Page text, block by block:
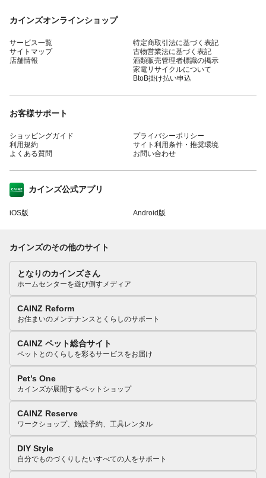
カインズオンラインショップ
サービス一覧
サイトマップ
店舗情報
特定商取引法に基づく表記
古物営業法に基づく表記
酒類販売管理者標識の掲示
家電リサイクルについて
BtoB掛け払い申込
お客様サポート
ショッピングガイド
利用規約
よくある質問
プライバシーポリシー
サイト利用条件・推奨環境
お問い合わせ
カインズ公式アプリ
iOS版 Android版
カインズのその他のサイト
となりのカインズさん
ホームセンターを遊び倒すメディア
CAINZ Reform
お住まいのメンテナンスとくらしのサポート
CAINZ ペット総合サイト
ペットとのくらしを彩るサービスをお届け
Pet’s One
カインズが展開するペットショップ
CAINZ Reserve
ワークショップ、施設予約、工具レンタル
DIY Style
自分でものづくりしたいすべての人をサポート